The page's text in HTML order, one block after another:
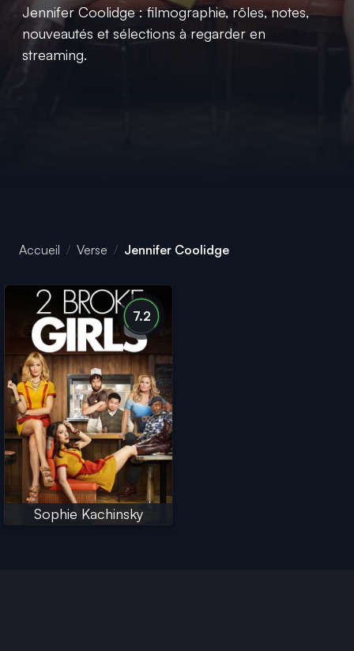
Jennifer Coolidge : filmographie, rôles, notes,
nouveautés et sélections à regarder en
streaming.
Accueil Verse Jennifer Coolidge
7.2
Sophie Kachinsky